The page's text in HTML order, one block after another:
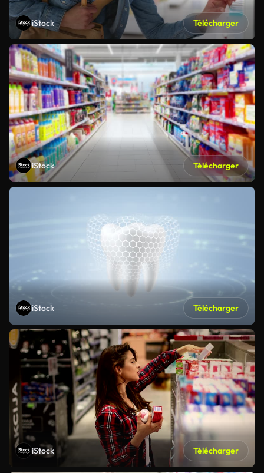
iStock Télécharger
iStock Télécharger
iStock Télécharger
iStock Télécharger